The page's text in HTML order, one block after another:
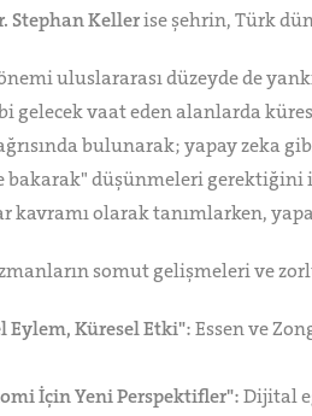
Stephan Kellerise şehrin, Türk
uluslararası düzeyde de
gelecek vaat eden alanlarda
bulunarak; yapay zeka
bakarak" düşünmeleri gerektiğini
kavramı olarak tanımlarken,
somut gelişmeleri ve
Eylem, Küresel Etki":Essen ve
İçin Yeni Perspektifler":Dijital